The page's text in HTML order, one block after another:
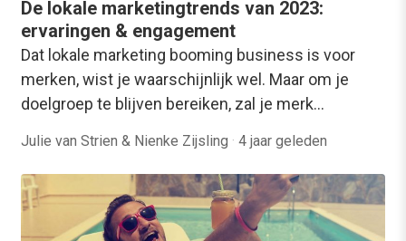
De lokale marketingtrends van 2023:
ervaringen & engagement
Dat lokale marketing booming business is voor
merken, wist je waarschijnlijk wel. Maar om je
doelgroep te blijven bereiken, zal je merk…
Julie van Strien & Nienke Zijsling · 4 jaar geleden